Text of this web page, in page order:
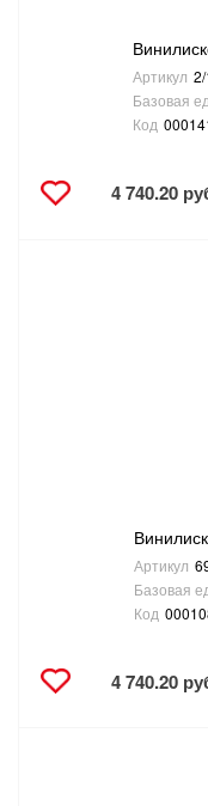
СТРОИТЕЛЬНЫЕ
Артикул
Базовая
Код
4 740.20
Артикул
Базовая
Код
4 740.20